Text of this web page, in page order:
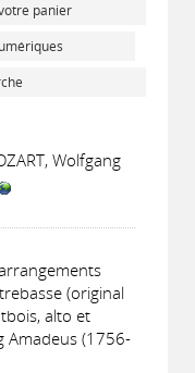
panier
Wolfgang
(original
alto et
Amadeus (1756-